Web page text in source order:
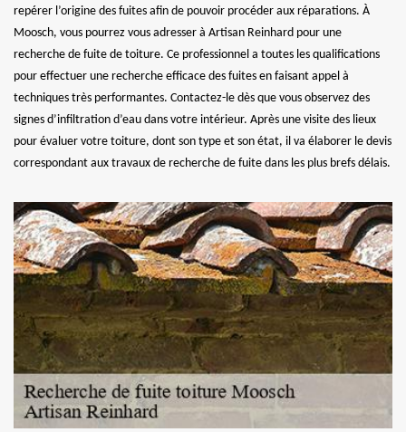
repérer l’origine des fuites afin de pouvoir procéder aux réparations. À
Moosch, vous pourrez vous adresser à Artisan Reinhard pour une
recherche de fuite de toiture. Ce professionnel a toutes les qualifications
pour effectuer une recherche efficace des fuites en faisant appel à
techniques très performantes. Contactez-le dès que vous observez des
signes d’infiltration d’eau dans votre intérieur. Après une visite des lieux
pour évaluer votre toiture, dont son type et son état, il va élaborer le devis
correspondant aux travaux de recherche de fuite dans les plus brefs délais.